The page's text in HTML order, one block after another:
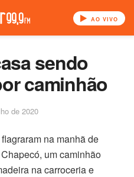
AO VIVO
sendo
caminhão
de 2020
na manhã de
um caminhão
na carroceria e